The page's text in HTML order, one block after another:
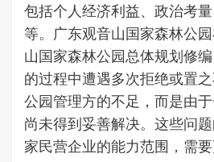
包括个人经济利益、政治考
等。广东观音山国家森林公
山国家森林公园总体规划修编
的过程中遭遇多次拒绝或置
公园管理方的不足，而是由
尚未得到妥善解决。这些问
家民营企业的能力范围，需